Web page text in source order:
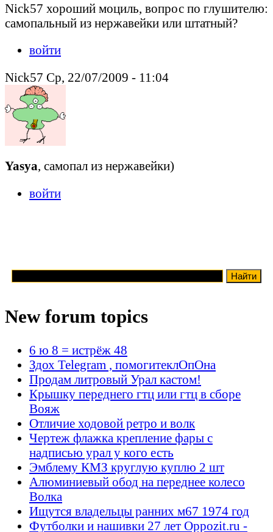
Nick57 хороший моциль, вопрос по глушителю:
самопальный из нержавейки или штатный?
войти
Nick57 Ср, 22/07/2009 - 11:04
Yasya, самопал из нержавейки)
войти
New forum topics
6 ю 8 = истрёж 48
Здох Telegram , помогитеклОпОна
Продам литровый Урал кастом!
Крышку переднего гтц или гтц в сборе
Вояж
Отличие ходовой ретро и волк
Чертеж флажка крепление фары с
надписью урал у кого есть
Эмблему КМЗ круглую куплю 2 шт
Алюминиевый обод на переднее колесо
Волка
Ищутся владельцы ранних м67 1974 год
Футболки и нашивки 27 лет Oppozit.ru -